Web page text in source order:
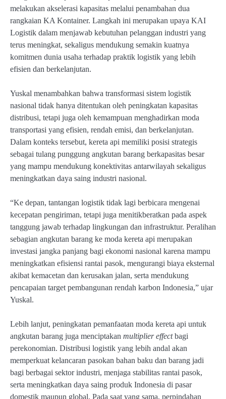
melakukan akselerasi kapasitas melalui penambahan dua
rangkaian KA Kontainer. Langkah ini merupakan upaya KAI
Logistik dalam menjawab kebutuhan pelanggan industri yang
terus meningkat, sekaligus mendukung semakin kuatnya
komitmen dunia usaha terhadap praktik logistik yang lebih
efisien dan berkelanjutan.
Yuskal menambahkan bahwa transformasi sistem logistik
nasional tidak hanya ditentukan oleh peningkatan kapasitas
distribusi, tetapi juga oleh kemampuan menghadirkan moda
transportasi yang efisien, rendah emisi, dan berkelanjutan.
Dalam konteks tersebut, kereta api memiliki posisi strategis
sebagai tulang punggung angkutan barang berkapasitas besar
yang mampu mendukung konektivitas antarwilayah sekaligus
meningkatkan daya saing industri nasional.
“Ke depan, tantangan logistik tidak lagi berbicara mengenai
kecepatan pengiriman, tetapi juga menitikberatkan pada aspek
tanggung jawab terhadap lingkungan dan infrastruktur. Peralihan
sebagian angkutan barang ke moda kereta api merupakan
investasi jangka panjang bagi ekonomi nasional karena mampu
meningkatkan efisiensi rantai pasok, mengurangi biaya eksternal
akibat kemacetan dan kerusakan jalan, serta mendukung
pencapaian target pembangunan rendah karbon Indonesia,” ujar
Yuskal.
Lebih lanjut, peningkatan pemanfaatan moda kereta api untuk
angkutan barang juga menciptakan multiplier effectbagi
perekonomian. Distribusi logistik yang lebih andal akan
memperkuat kelancaran pasokan bahan baku dan barang jadi
bagi berbagai sektor industri, menjaga stabilitas rantai pasok,
serta meningkatkan daya saing produk Indonesia di pasar
domestik maupun global. Pada saat yang sama, perpindahan